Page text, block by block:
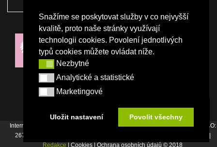
Snažíme se poskytovat služby v co nejvyšší
kvalitě, proto naše stránky využívají
technologii cookies. Povolení jednotlivých
typů cookies můžete ovládat níže.
NezbytnéNezbytné
Analytické a statistické
Analytické a statistické
Marketingové
Marketingové
Uložit nastavení Povolit všechny
NAŠI PARTNEŘI
Internetový magazín Žena v autě vydává vydavatelství Srdce Evropy s.r.o., IČO:
26744007, Bořivojova 17, Praha 3, Tel. : +420 222 726 364 |
Redakce | Cookies | Ochrana osobních údajů © 2018